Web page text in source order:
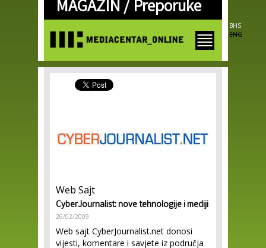
Skip to
main
MAGAZIN /Preporuke
BHS
ENG
Web Sajt
CyberJournalist: nove tehnologije i mediji
26/02/2009
Web sajt CyberJournalist.net donosi
vijesti, komentare i savjete iz područja